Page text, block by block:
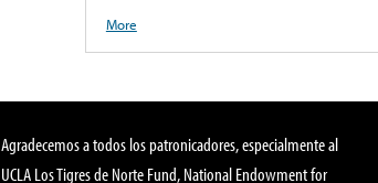
More
Agradecemos a todos los patronicadores, especialmente al
UCLA Los Tigres de Norte Fund, National Endowment for